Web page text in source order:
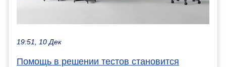
19:51, 10 Дек
Помощь в решении тестов становится